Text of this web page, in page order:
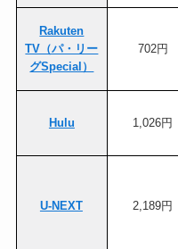
Rakuten
TV（パ・リー
グSpecial）
702円
Hulu 1,026円
U-NEXT 2,189円